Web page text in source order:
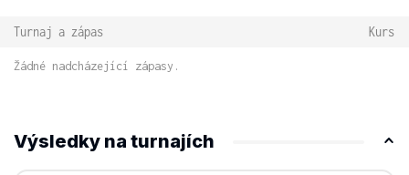
Turnaj a zápas Kurs
Žádné nadcházející zápasy.
Výsledky na turnajích